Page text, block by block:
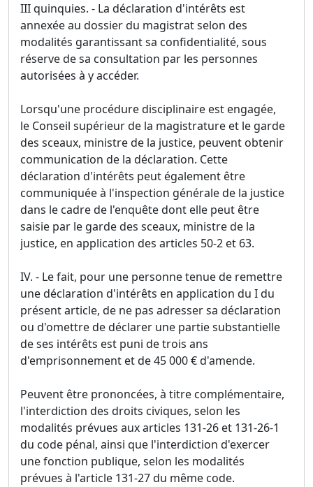
III quinquies. - La déclaration d'intérêts est
annexée au dossier du magistrat selon des
modalités garantissant sa confidentialité, sous
réserve de sa consultation par les personnes
autorisées à y accéder.
Lorsqu'une procédure disciplinaire est engagée,
le Conseil supérieur de la magistrature et le garde
des sceaux, ministre de la justice, peuvent obtenir
communication de la déclaration. Cette
déclaration d'intérêts peut également être
communiquée à l'inspection générale de la justice
dans le cadre de l'enquête dont elle peut être
saisie par le garde des sceaux, ministre de la
justice, en application des articles 50-2 et 63.
IV. - Le fait, pour une personne tenue de remettre
une déclaration d'intérêts en application du I du
présent article, de ne pas adresser sa déclaration
ou d'omettre de déclarer une partie substantielle
de ses intérêts est puni de trois ans
d'emprisonnement et de 45 000 € d'amende.
Peuvent être prononcées, à titre complémentaire,
l'interdiction des droits civiques, selon les
modalités prévues aux articles 131-26 et 131-26-1
du code pénal, ainsi que l'interdiction d'exercer
une fonction publique, selon les modalités
prévues à l'article 131-27 du même code.